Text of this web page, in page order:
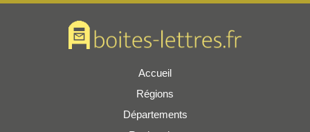
Accueil
Régions
Départements